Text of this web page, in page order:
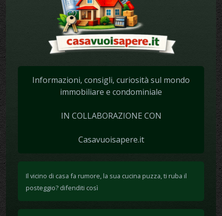
Informazioni, consigli, curiosità sul mondo
immobiliare e condominiale
IN COLLABORAZIONE CON
Casavuoisapere.it
Il vicino di casa fa rumore, la sua cucina puzza, ti ruba il
posteggio? difenditi così